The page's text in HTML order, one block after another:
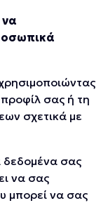
να
σας ή τη
σχετικά με
δεδομένα σας
να σας
μπορεί να σας